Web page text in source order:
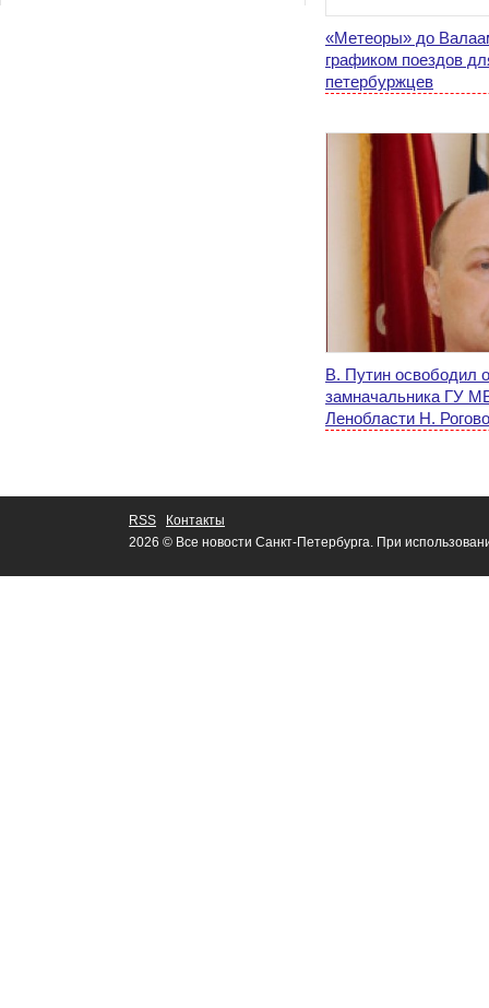
«Метеоры» до
графиком поездов
петербуржцев
В. Путин освободил
замначальника ГУ
Ленобласти Н.
RSS
Контакты
2026 © Все новости Санкт-Петербурга. При